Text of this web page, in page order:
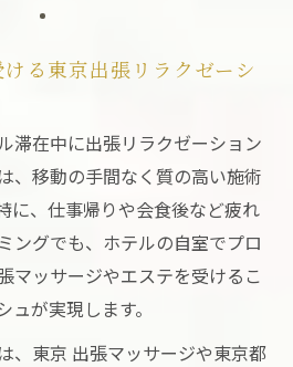
る東京出張リラクゼーシ
滞在中に出張リラクゼーション
、移動の手間なく質の高い施術
に、仕事帰りや会食後など疲れ
ングでも、ホテルの自室でプロ
マッサージやエステを受けるこ
が実現します。
、東京 出張マッサージや東京都